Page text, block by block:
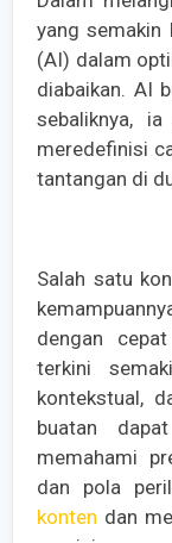
yang semakin
(AI) dalam
diabaikan. AI
sebaliknya,
meredefinisi
tantangan di
Salah satu
dengan
terkini
kontekstual,
buatan
memahami
dan pola
konten dan